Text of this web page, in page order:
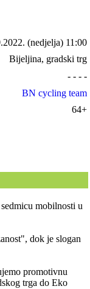
(nedjelja) 11:00
Bijeljina, gradski trg
- - - -
BN cycling team
64+
mobilnosti u
dok je slogan
promotivnu
trga do Eko